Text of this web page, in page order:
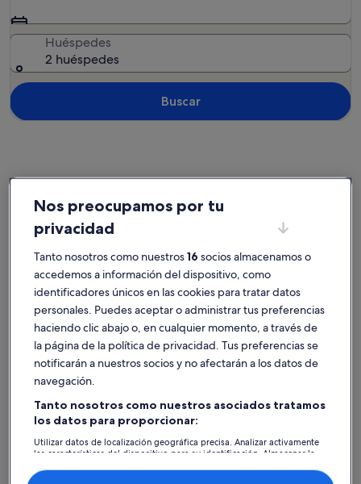
Huéspedes
2 huéspedes
Buscar
Apartamentos en Normandía
Ciudades populares de Normandía
Deauville
Deauville
Deauville Cabourg
Encuentra el apartamento
perfecto en Normandía
Nos preocupamos por tu
privacidad
Tanto nosotros como nuestros16 socios almacenamos o
accedemos a información del dispositivo, como
identificadores únicos en las cookies para tratar datos
personales. Puedes aceptar o administrar tus preferencias
haciendo clic abajo o, en cualquier momento, a través de
la página de la política de privacidad. Tus preferencias se
notificarán a nuestros socios y no afectarán a los datos de
navegación.
Tanto nosotros como nuestros asociados tratamos
los datos para proporcionar:
Utilizar datos de localización geográfica precisa. Analizar activamente
las características del dispositivo para su identificación. Almacenar la
contenido personalizados, medición de publicidad y contenido,